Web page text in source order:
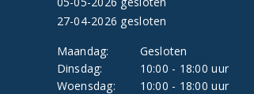
27-04-2026 gesloten
Maandag:
Gesloten
Dinsdag:
10:00 - 18:00 uur
Woensdag:
10:00 - 18:00 uur